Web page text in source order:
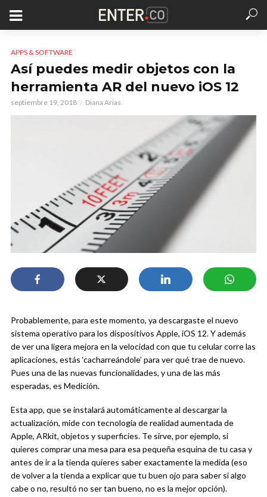
APPS & SOFTWARE
Así puedes medir objetos con la
herramienta AR del nuevo iOS 12
septiembre 19, 2018 Diana Arias
Probablemente, para este momento, ya descargaste el nuevo
sistema operativo para los dispositivos Apple, iOS 12. Y además
de ver una ligera mejora en la velocidad con que tu celular corre las
aplicaciones, estás ‘cacharreándole’ para ver qué trae de nuevo.
Pues una de las nuevas funcionalidades, y una de las más
esperadas, es Medición.
Esta app, que se instalará automáticamente al descargar la
actualización, mide con tecnología de realidad aumentada de
Apple, ARkit, objetos y superficies. Te sirve, por ejemplo, si
quieres comprar una mesa para esa pequeña esquina de tu casa y
antes de ir a la tienda quieres saber exactamente la medida (eso
de volver a la tienda a explicar que tu buen ojo para saber si algo
cabe o no, resultó no ser tan bueno, no es la mejor opción).